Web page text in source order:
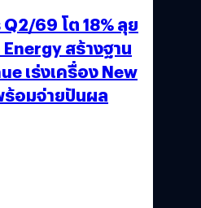
Q2/69 โต 18% ลุย
สร้างฐาน
เร่งเครื่อง New
อมจ่ายปันผล